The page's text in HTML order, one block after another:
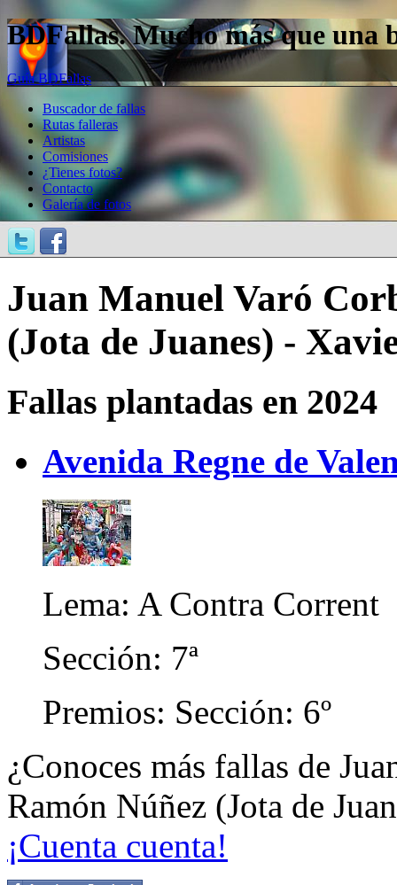
BDFallas. Mucho más que una
Guía BDFallas
Buscador de fallas
Rutas falleras
Artistas
Comisiones
¿Tienes fotos?
Contacto
Galería de fotos
Juan Manuel Varó
(Jota de Juanes) -
Fallas plantadas en 2024
Avenida Regne de
Lema: A Contra Corrent
Sección: 7ª
Premios: Sección: 6º
¿Conoces más fallas de
Ramón Núñez (Jota de
¡Cuenta cuenta!